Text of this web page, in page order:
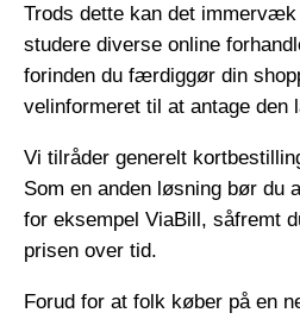
Trods dette kan det
studere diverse online
forinden du færdiggør din
velinformeret til at antage den
Vi tilråder generelt
Som en anden løsning bør du
for eksempel ViaBill, såfremt
prisen over tid.
Forud for at folk køber på en